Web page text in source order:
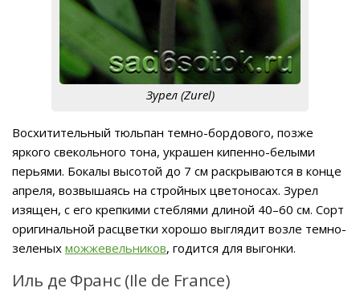
Зурел (Zurel)
Восхитительный тюльпан темно-бордового, позже
яркого свекольного тона, украшен кипенно-белыми
перьями. Бокалы высотой до 7 см раскрываются в конце
апреля, возвышаясь на стройных цветоносах. Зурел
изящен, с его крепкими стеблями длиной 40–60 см. Сорт
оригинальной расцветки хорошо выглядит возле темно-
зеленых можжевельников, годится для выгонки.
Иль де Франс (Ile de France)